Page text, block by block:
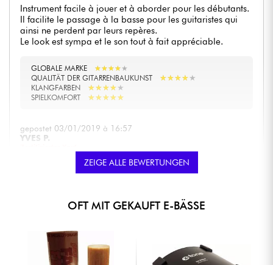
Instrument facile à jouer et à aborder pour les débutants.
Il facilite le passage à la basse pour les guitaristes qui
ainsi ne perdent par leurs repères.
Le look est sympa et le son tout à fait appréciable.
GLOBALE MARKE ★★★★ ★
★★★★ ★
QUALITÄT DER GITARRENBAUKUNST
★★★★★
★★★★★
KLANGFARBEN ★★★★★
★★★★★
SPIELKOMFORT ★★★★★
★★★★★
gepostet 03/01/2019 à 16:57
YVES P.
Basse très facile à jouer, très bon choix pour débuter ou
dans une housse souple.
GLOBALE MARKE
QUALITÄT DER GITARRENBAUKUNST
KLANGFARBEN ★★★★
★★★★
SPIELKOMFORT ★ ★★
★ ★★
ZEIGE ALLE BEWERTUNGEN
OFT MIT GEKAUFT E-BÄSSE